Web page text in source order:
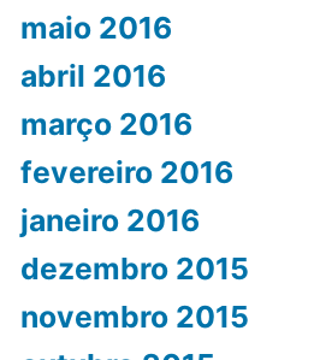
maio 2016
abril 2016
março 2016
fevereiro 2016
janeiro 2016
dezembro 2015
novembro 2015